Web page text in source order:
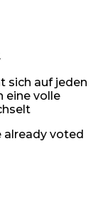
sich auf jeden
eine volle
already voted